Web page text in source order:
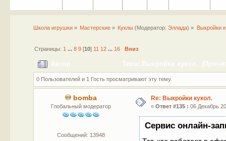
Школа игрушки» Мастерские » Куклы (Модератор:Эллада) » Выкройки
Страницы: 1 ... 8 9[10] 11 12 ... 16 Вниз
Автор Тема: Выкройки кукол.
0 Пользователей и 1 Гость просматривают эту тему.
bomba
Глобальный модератор
Сообщений: 13948
Re: Выкройки кукол.
« Ответ #135 : 06 Декабрь
Сервис онлайн-